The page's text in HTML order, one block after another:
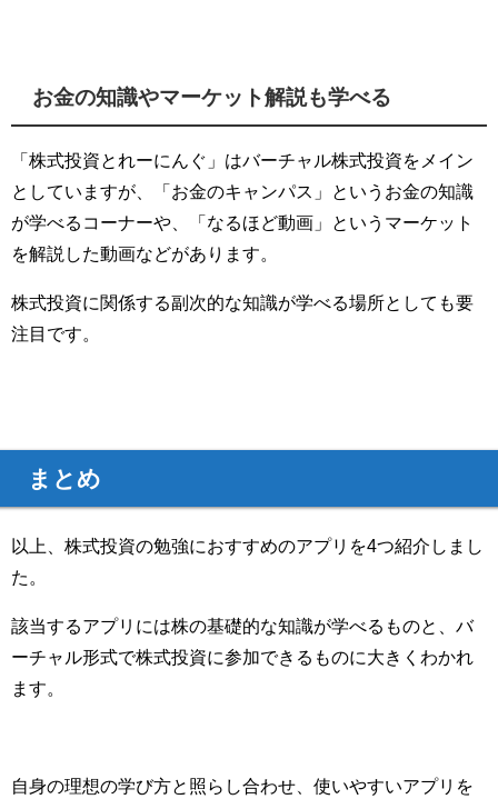
お金の知識やマーケット解説も学べる
「株式投資とれーにんぐ」はバーチャル株式投資をメイン
としていますが、「お金のキャンパス」というお金の知識
が学べるコーナーや、「なるほど動画」というマーケット
を解説した動画などがあります。
株式投資に関係する副次的な知識が学べる場所としても要
注目です。
まとめ
以上、株式投資の勉強におすすめのアプリを4つ紹介しまし
た。
該当するアプリには株の基礎的な知識が学べるものと、バ
ーチャル形式で株式投資に参加できるものに大きくわかれ
ます。
自身の理想の学び方と照らし合わせ、使いやすいアプリを